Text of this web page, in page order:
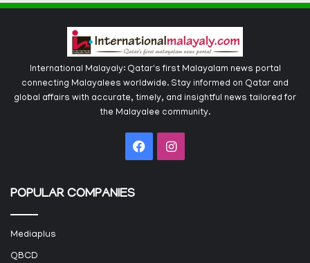
International Malayaly: Qatar's first Malayalam news portal
connecting Malayalees worldwide. Stay informed on Qatar and
global affairs with accurate, timely, and insightful news tailored for
the Malayalee community.
FacebookInstagram
POPULAR COMPANIES
Mediaplus
QBCD